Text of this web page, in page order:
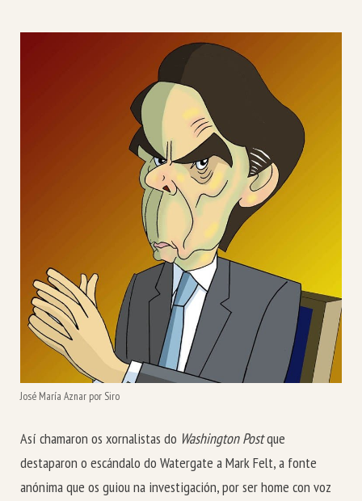
José María Aznar por Siro
Así chamaron os xornalistas do Washington Postque
destaparon o escándalo do Watergate a Mark Felt, a fonte
anónima que os guiou na investigación, por ser home con voz